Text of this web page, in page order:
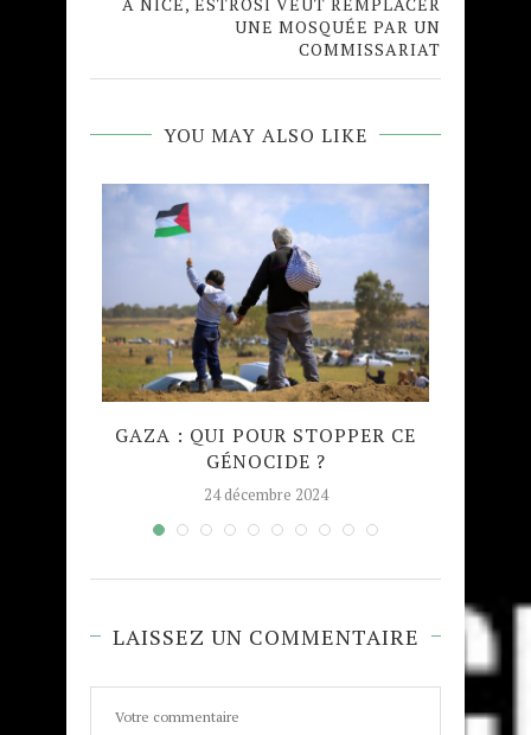
A NICE, ESTROSI VEUT REMPLACER
UNE MOSQUÉE PAR UN
COMMISSARIAT
YOU MAY ALSO LIKE
GAZA : QUI POUR STOPPER CE
GÉNOCIDE ?
24 décembre 2024
LAISSEZ UN COMMENTAIRE